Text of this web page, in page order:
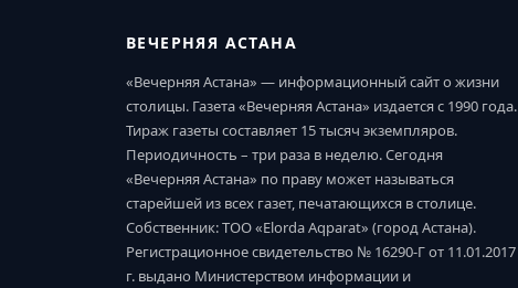
ВЕЧЕРНЯЯ АСТАНА
«Вечерняя Астана» — информационный сайт о жизни
столицы. Газета «Вечерняя Астана» издается с 1990 года.
Тираж газеты составляет 15 тысяч экземпляров.
Периодичность – три раза в неделю. Сегодня
«Вечерняя Астана» по праву может называться
старейшей из всех газет, печатающихся в столице.
Собственник: ТОО «Elorda Aqparat» (город Астана).
Регистрационное свидетельство № 16290-Г от 11.01.2017
г. выдано Министерством информации и